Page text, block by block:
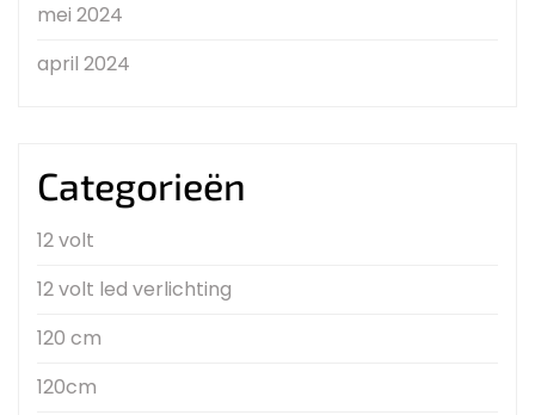
mei 2024
april 2024
Categorieën
12 volt
12 volt led verlichting
120 cm
120cm